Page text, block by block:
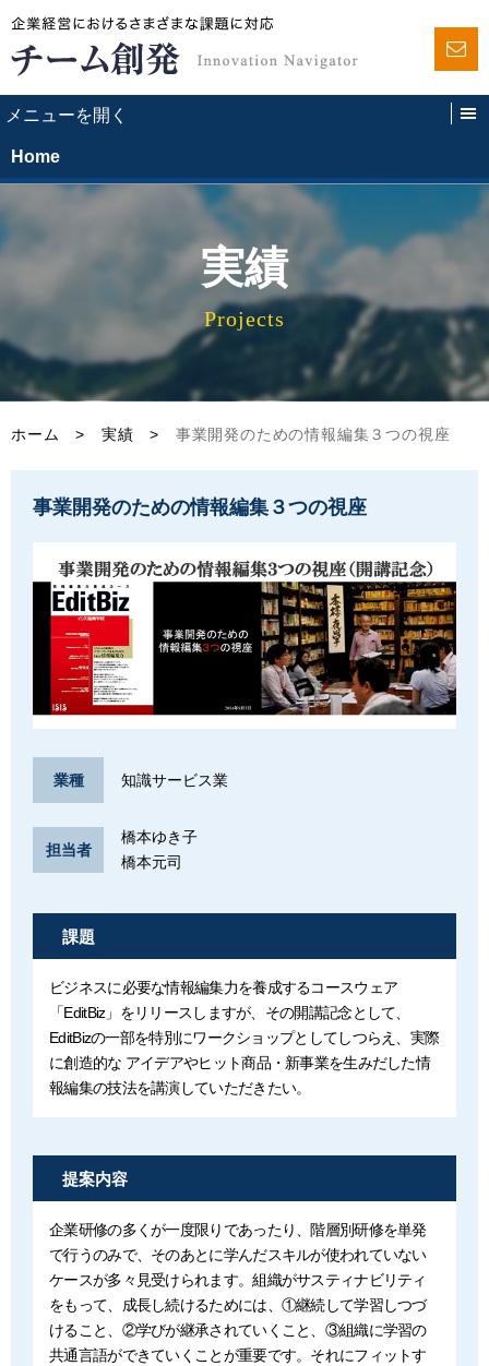
Home
実績
Projects
ホーム > 実績 > 事業開発のための情報編集３つの視座
事業開発のための情報編集３つの視座
業種 知識サービス業
担当者
橋本ゆき子
橋本元司
課題
ビジネスに必要な情報編集力を養成するコースウェア
「EditBiz」をリリースしますが、その開講記念として、
EditBizの一部を特別にワークショップとしてしつらえ、実際
に創造的な アイデアやヒット商品・新事業を生みだした情
報編集の技法を講演していただきたい。
提案内容
企業研修の多くが一度限りであったり、階層別研修を単発
で行うのみで、そのあとに学んだスキルが使われていない
ケースが多々見受けられます。組織がサスティナビリティ
をもって、成長し続けるためには、①継続して学習しつづ
けること、②学びが継承されていくこと、③組織に学習の
共通言語ができていくことが重要です。それにフィットす